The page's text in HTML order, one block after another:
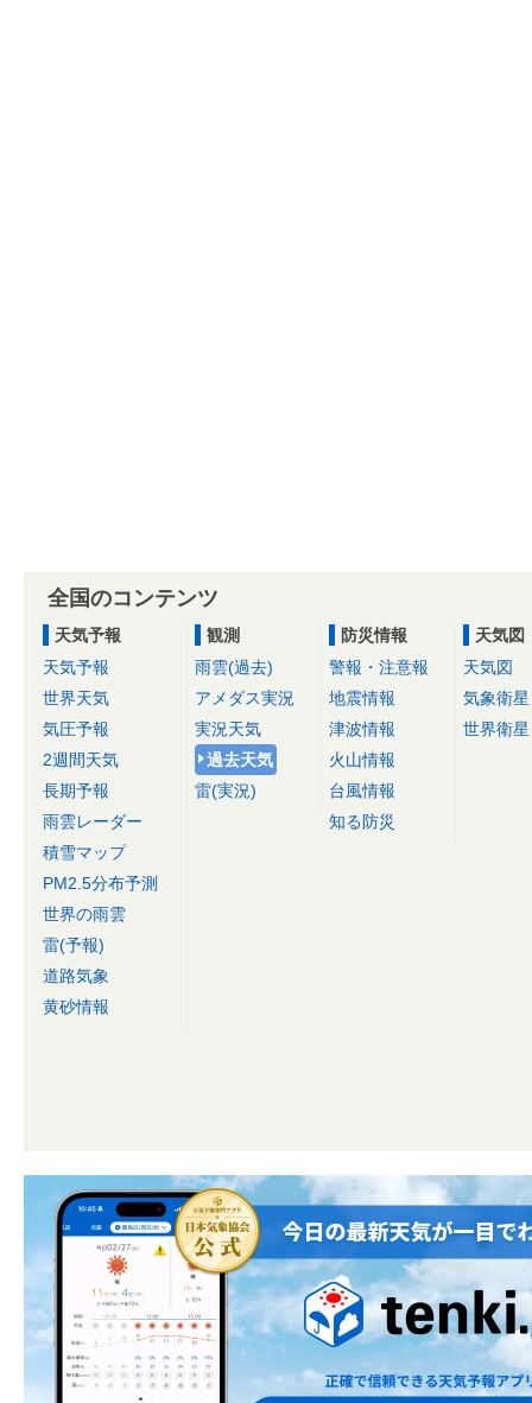
全国のコンテンツ
天気予報
天気予報
世界天気
気圧予報
2週間天気
長期予報
雨雲レーダー
積雪マップ
PM2.5分布予測
世界の雨雲
雷(予報)
道路気象
黄砂情報
観測
雨雲(過去)
アメダス実況
実況天気
過去天気
雷(実況)
防災情報
警報・注意報
地震情報
津波情報
火山情報
台風情報
知る防災
天気図
天気図
気象衛星
世界衛星